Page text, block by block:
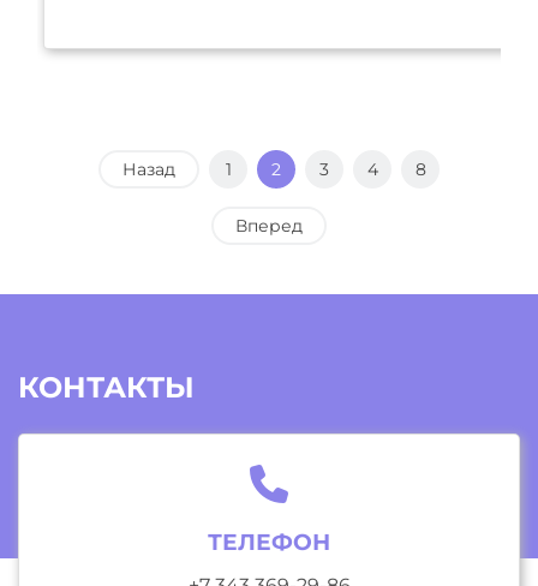
Назад 1 2 3 4 8
Вперед
КОНТАКТЫ
ТЕЛЕФОН